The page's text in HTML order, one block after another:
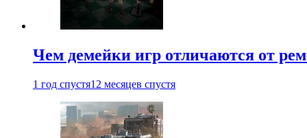
Чем демейки игр отличаются от
1 год спустя12 месяцев спустя